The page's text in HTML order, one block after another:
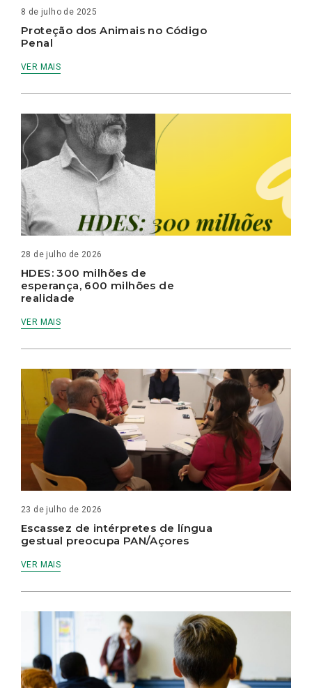
8 de julho de 2025
Proteção dos Animais no Código
Penal
VER MAIS
28 de julho de 2026
HDES: 300 milhões de
esperança, 600 milhões de
realidade
VER MAIS
23 de julho de 2026
Escassez de intérpretes de língua
gestual preocupa PAN/Açores
VER MAIS